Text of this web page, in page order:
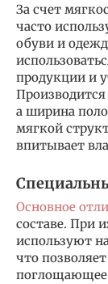
За счет
часто
обуви и
продукции и
а ширина
мягкой
впитывает
Основное
составе. При
используют
что
поглощающее